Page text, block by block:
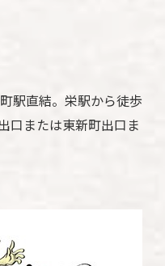
駅直結。栄駅から徒歩
口または東新町出口ま